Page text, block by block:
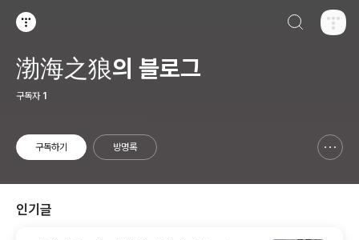
渤海之狼의 블로그
구독자 1
구독하기 방명록
인기글